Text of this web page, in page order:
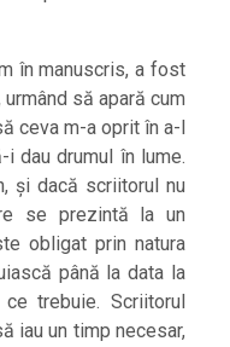
în manuscris, a fost
să apară cum
ceva m-a oprit în a-l
dau drumul în lume.
și dacă scriitorul nu
se prezintă la un
obligat prin natura
până la data la
trebuie. Scriitorul
iau un timp necesar,